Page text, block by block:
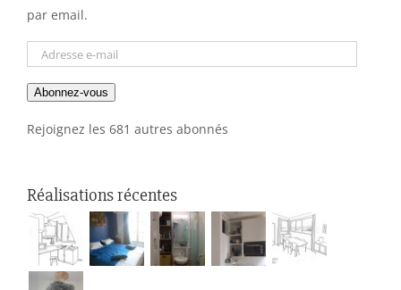
par email.
Adresse
mail
Abonnez-vous
Rejoignez les 681 autres abonnés
Réalisations récentes